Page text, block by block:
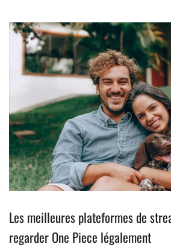
Les meilleures plateformes de
regarder One Piece légalement